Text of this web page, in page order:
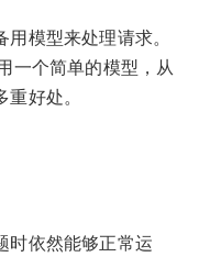
模型来处理请求。
一个简单的模型，从
好处。
时依然能够正常运